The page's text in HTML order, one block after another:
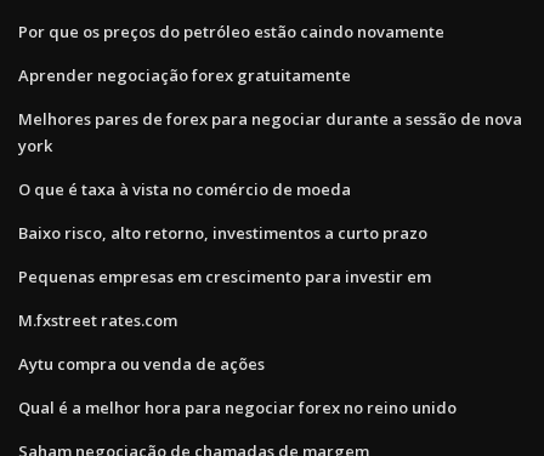
Por que os preços do petróleo estão caindo novamente
Aprender negociação forex gratuitamente
Melhores pares de forex para negociar durante a sessão de nova
york
O que é taxa à vista no comércio de moeda
Baixo risco, alto retorno, investimentos a curto prazo
Pequenas empresas em crescimento para investir em
M.fxstreet rates.com
Aytu compra ou venda de ações
Qual é a melhor hora para negociar forex no reino unido
Saham negociação de chamadas de margem